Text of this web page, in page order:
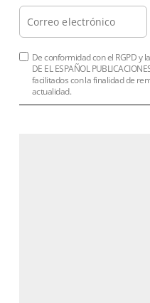
De conformidad con el RGPD y
DE EL ESPAÑOL
facilitados con la finalidad de
actualidad.